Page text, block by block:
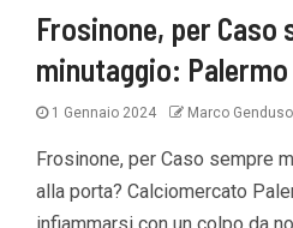
Frosinone, per Caso
minutaggio:
1 Gennaio 2024 Marco Genduso
Frosinone, per Caso sempre
alla porta? Calciomercato